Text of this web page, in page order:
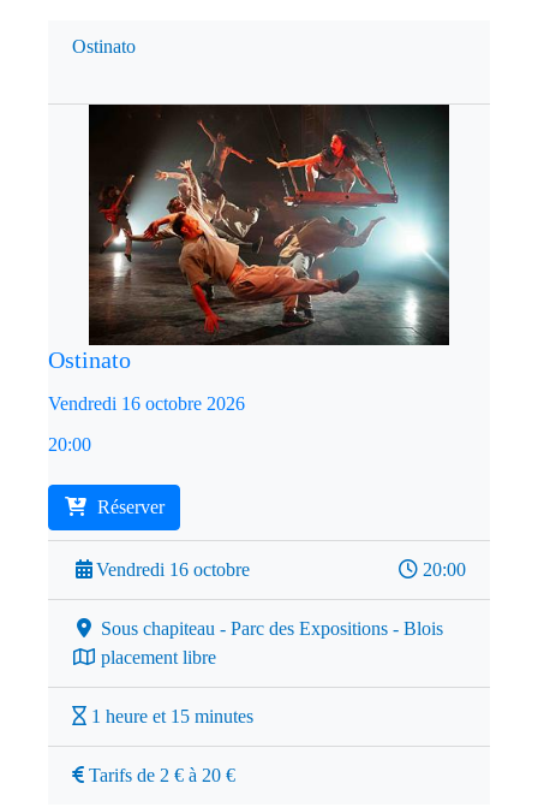
Ostinato
Ostinato
Vendredi 16 octobre 2026
20:00
Réserver
Vendredi 16 octobre 20:00
Sous chapiteau - Parc des Expositions - Blois
placement libre
1 heure et 15 minutes
Tarifs de 2 € à 20 €